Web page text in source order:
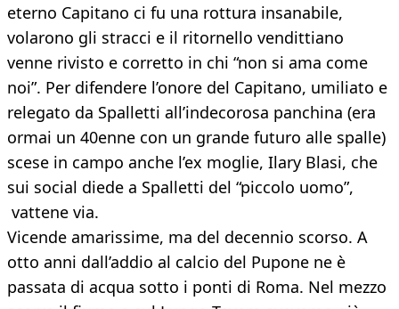
eterno Capitano ci fu una rottura insanabile,
volarono gli stracci e il ritornello vendittiano
venne rivisto e corretto in chi “non si ama come
noi”. Per difendere l’onore del Capitano, umiliato e
relegato da Spalletti all’indecorosa panchina (era
ormai un 40enne con un grande futuro alle spalle)
scese in campo anche l’ex moglie, Ilary Blasi, che
sui social diede a Spalletti del “piccolo uomo”,
vattene via.
Vicende amarissime, ma del decennio scorso. A
otto anni dall’addio al calcio del Pupone ne è
passata di acqua sotto i ponti di Roma. Nel mezzo